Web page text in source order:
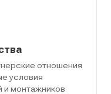
отношения
условия
и монтажников